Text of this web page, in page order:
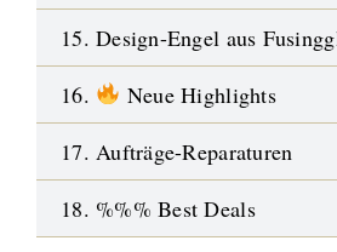
15. Design-Engel aus
16.
Neue Highlights
17. Aufträge-Reparaturen
18. %%% Best Deals